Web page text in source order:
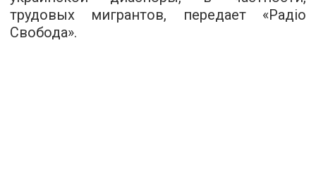
трудовых мигрантов, передает «Радіо
Свобода».